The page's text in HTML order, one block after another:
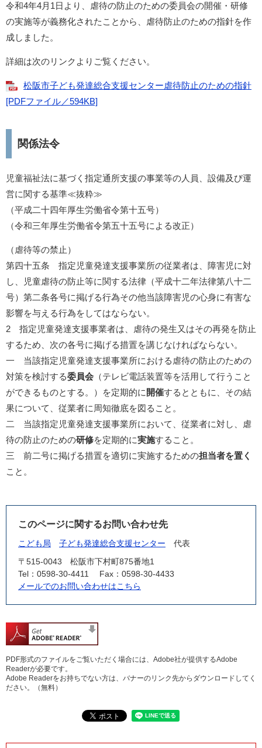
令和4年4月1日より、虐待の防止のための委員会の開催・研修
の実施等が義務化されたことから、虐待防止のための指針を作
成しました。
詳細は次のリンクよりご覧ください。
松阪市子ども発達総合支援センター虐待防止のための指針
[PDFファイル／594KB]
関係法令
児童福祉法に基づく指定通所支援の事業等の人員、設備及び運
営に関する基準≪抜粋≫
（平成二十四年厚生労働省令第十五号）
（令和三年厚生労働省令第五十五号による改正）
（虐待等の禁止）
第四十五条 指定児童発達支援事業所の従業者は、障害児に対
し、児童虐待の防止等に関する法律（平成十二年法律第八十二
号）第二条各号に掲げる行為その他当該障害児の心身に有害な
影響を与える行為をしてはならない。
2 指定児童発達支援事業者は、虐待の発生又はその再発を防止
するため、次の各号に掲げる措置を講じなければならない。
一 当該指定児童発達支援事業所における虐待の防止のための
対策を検討する委員会 （テレビ電話装置等を活用して行うこと
ができるものとする。）を定期的に 開催するとともに、その結
果について、従業者に周知徹底を図ること。
二 当該指定児童発達支援事業所において、従業者に対し、虐
待の防止のための研修を定期的に実施すること。
三 前二号に掲げる措置を適切に実施するための担当者を置く
こと。
このページに関するお問い合わせ先
こども局 子ども発達総合支援センター
代表
〒515-0043
松阪市下村町875番地1
Tel：0598-30-4411
Fax：0598-30-4433
メールでのお問い合わせはこちら
PDF形式のファイルをご覧いただく場合には、Adobe社が提供するAdobe
Readerが必要です。
Adobe Readerをお持ちでない方は、バナーのリンク先からダウンロードしてく
ださい。（無料）